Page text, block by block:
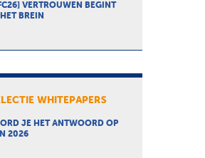
VERTROUWEN BEGINT
HET BREIN
WHITEPAPERS
JE HET ANTWOORD OP
2026